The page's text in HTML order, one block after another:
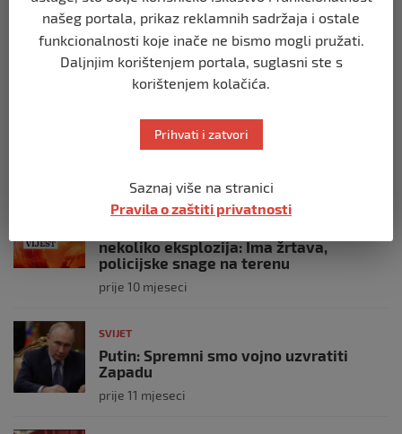
posade
prije 10 mjeseci
i uplovio u Gazu – kapetan iz Sarajeva
vijori zastavu BiH
SVIJET
nekoliko eksplozija: Ima žrtava,
policijske snage na terenu
prije 10 mjeseci
SVIJET
Putin: Spremni smo vojno uzvratiti
Zapadu
prije 11 mjeseci
našeg portala, prikaz reklamnih sadržaja i ostale
funkcionalnosti koje inače ne bismo mogli pružati.
Daljnjim korištenjem portala, suglasni ste s
korištenjem kolačića.
Prihvati i zatvori
Saznaj više na stranici
Pravila o zaštiti privatnosti